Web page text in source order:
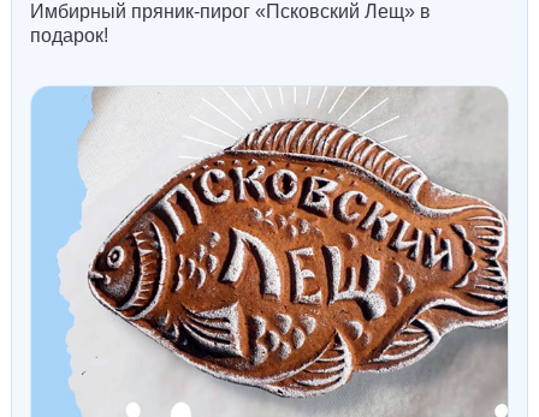
Имбирный пряник-пирог «Псковский Лещ» в
подарок!